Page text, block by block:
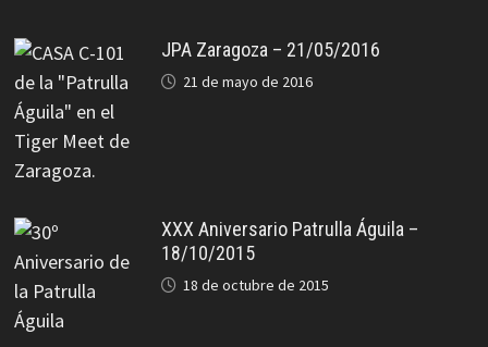
JPA Zaragoza – 21/05/2016
21 de mayo de 2016
XXX Aniversario Patrulla Águila –
18/10/2015
18 de octubre de 2015